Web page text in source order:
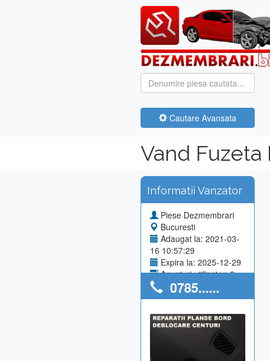
Cautare Avansata
Vand Fuzeta
Informatii Vanzator
Piese Dezmembrari
Bucuresti
Adaugat la: 2021-03-
16 10:57:29
Expira la: 2025-12-29
Anunturi utilizator: 0
0785......